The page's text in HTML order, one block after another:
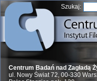
Szukaj:
Centrum Badań nad Zagładą
ul. Nowy Świat 72, 00-330